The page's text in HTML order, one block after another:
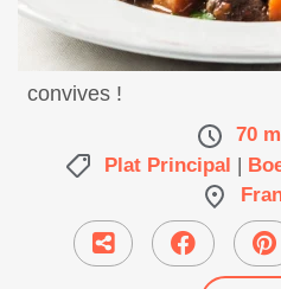
Une recette succulente et
convives !
70
Plat Principal |